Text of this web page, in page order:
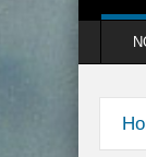
servicio al C-2 Greyhound